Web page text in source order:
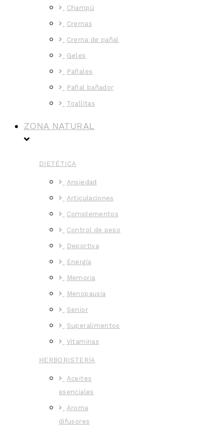
Champú
Cremas
Crema de pañal
Geles
Pañales
Pañal bañador
Toallitas
ZONA NATURAL
DIETÉTICA
Ansiedad
Articulaciones
Complementos
Control de peso
Deportiva
Energía
Memoria
Menopausia
Senior
Superalimentos
Vitaminas
HERBORISTERÍA
Aceites
esenciales
Aroma
difusores